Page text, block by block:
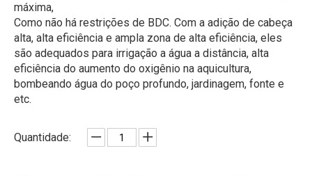
máxima,
Como não há restrições de BDC. Com a adição de cabeça
alta, alta eficiência e ampla zona de alta eficiência, eles
são adequados para irrigação a água a distância, alta
eficiência do aumento do oxigênio na aquicultura,
bombeando água do poço profundo, jardinagem, fonte e
etc.
Quantidade: